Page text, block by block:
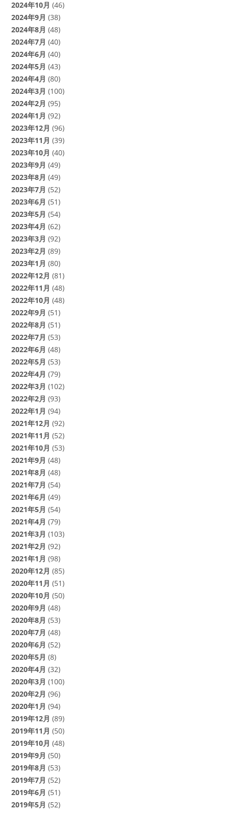
2024年10月 (46)
2024年9月 (38)
2024年8月 (48)
2024年7月 (40)
2024年6月 (40)
2024年5月 (43)
2024年4月 (80)
2024年3月 (100)
2024年2月 (95)
2024年1月 (92)
2023年12月 (96)
2023年11月 (39)
2023年10月 (40)
2023年9月 (49)
2023年8月 (49)
2023年7月 (52)
2023年6月 (51)
2023年5月 (54)
2023年4月 (62)
2023年3月 (92)
2023年2月 (89)
2023年1月 (80)
2022年12月 (81)
2022年11月 (48)
2022年10月 (48)
2022年9月 (51)
2022年8月 (51)
2022年7月 (53)
2022年6月 (48)
2022年5月 (53)
2022年4月 (79)
2022年3月 (102)
2022年2月 (93)
2022年1月 (94)
2021年12月 (92)
2021年11月 (52)
2021年10月 (53)
2021年9月 (48)
2021年8月 (48)
2021年7月 (54)
2021年6月 (49)
2021年5月 (54)
2021年4月 (79)
2021年3月 (103)
2021年2月 (92)
2021年1月 (98)
2020年12月 (85)
2020年11月 (51)
2020年10月 (50)
2020年9月 (48)
2020年8月 (53)
2020年7月 (48)
2020年6月 (52)
2020年5月 (8)
2020年4月 (32)
2020年3月 (100)
2020年2月 (96)
2020年1月 (94)
2019年12月 (89)
2019年11月 (50)
2019年10月 (48)
2019年9月 (50)
2019年8月 (53)
2019年7月 (52)
2019年6月 (51)
2019年5月 (52)